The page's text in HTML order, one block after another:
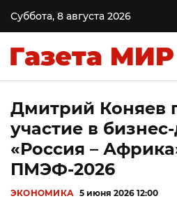
Суббота, 8 августа 2026
Дмитрий Коняев
участие в
«Россия –
ПМЭФ-2026
ЭКОНОМИКА 5 июня 2026 12:00